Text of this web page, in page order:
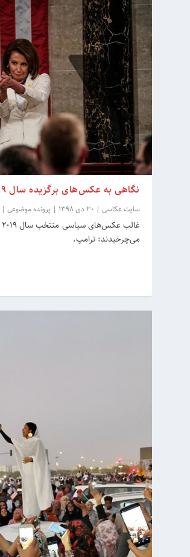
نگاهی به عکس‌های برگزیده سال 2019: جهان سیاست
سایت عکاسی | 30 دی 1398 | پرونده موضوعی |
می‌چرخیدند: ترامپ.